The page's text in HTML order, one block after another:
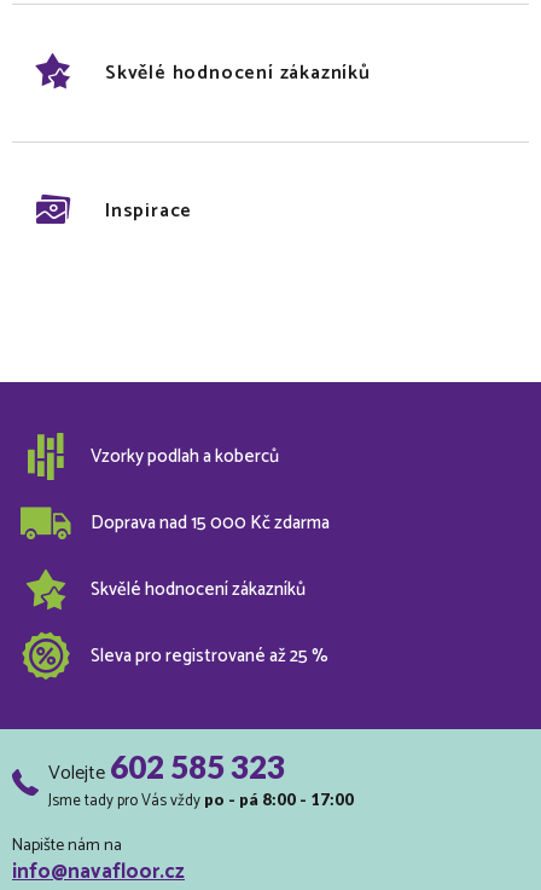
Skvělé hodnocení zákazníků
Inspirace
Vzorky podlah a koberců
Doprava nad 15 000 Kč zdarma
Skvělé hodnocení zákazníků
Sleva pro registrované až 25 %
Volejte602 585 323
Jsme tady pro Vás vždy po - pá 8:00 - 17:00
Napište nám na
info@navafloor.cz